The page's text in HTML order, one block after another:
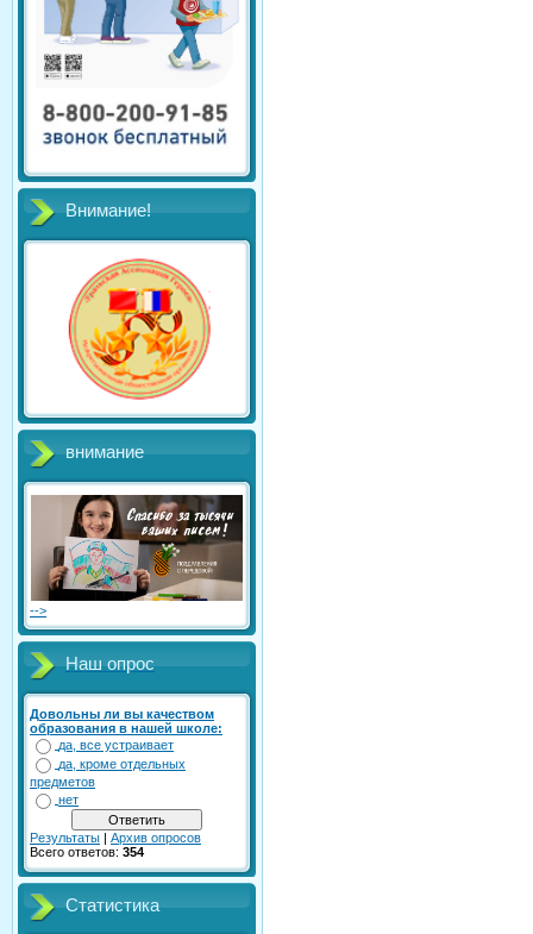
Внимание!
внимание
-->
Наш опрос
Довольны ли вы качеством
образования в нашей школе:
да, все устраивает
да, кроме отдельных
предметов
нет
Результаты | Архив опросов
Всего ответов: 354
Статистика